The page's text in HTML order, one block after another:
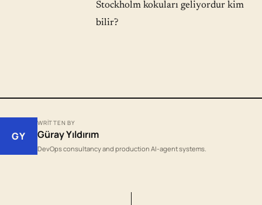
Stockholm kokuları geliyordur kim
bilir?
GY
WRITTEN BY
Güray Yıldırım
DevOps consultancy and production AI-agent systems.